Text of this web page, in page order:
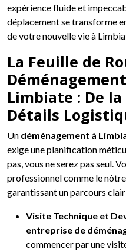
expérience fluide et
déplacement se transforme
de votre nouvelle vie à
La Feuille de
Limbiate : De
Détails
Un déménagement à
exige une planification
pas, vous ne serez pas seul.
professionnel comme le
garantissant un parcours
Visite Technique et
entreprise de
commencer par une